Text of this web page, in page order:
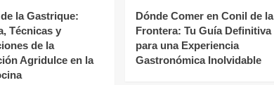
la Gastrique:
Técnicas y
de la
Agridulce en la
Dónde Comer en Conil de la
Frontera: Tu Guía Definitiva
para una Experiencia
Gastronómica Inolvidable